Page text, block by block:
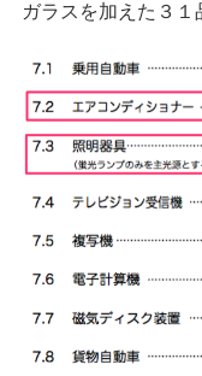
ガラスを加えた３１